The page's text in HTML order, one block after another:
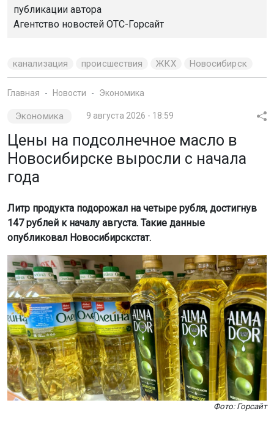
публикации автора
Агентство новостей ОТС-Горсайт
канализация происшествия ЖКХ Новосибирск
Главная Новости Экономика
Экономика 9 августа 2026 - 18:59
Цены на подсолнечное масло в
Новосибирске выросли с начала
года
Литр продукта подорожал на четыре рубля, достигнув
147 рублей к началу августа. Такие данные
опубликовал Новосибирскстат.
Фото: Горсайт